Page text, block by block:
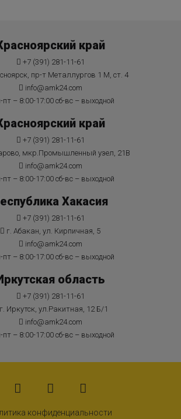
край
+7 (391) 281-11-61
пр-т Металлургов 1 М, ст. 4
info@amk24.com
пт – 8:00-17:00 сб-вс – выходной
край
+7 (391) 281-11-61
мкр.Промышленный узел, 21В
info@amk24.com
пт – 8:00-17:00 сб-вс – выходной
Хакасия
+7 (391) 281-11-61
г. Абакан, ул. Кирпичная, 5
info@amk24.com
пт – 8:00-17:00 сб-вс – выходной
область
+7 (391) 281-11-61
г. Иркутск, ул.Ракитная, 12 Б/1
info@amk24.com
пт – 8:00-17:00 сб-вс – выходной
конфиденциальности